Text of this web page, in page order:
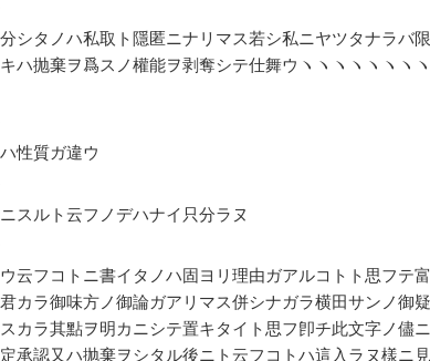
シタノハ私取ト隱匿ニナリマス若シ私ニヤツタナラバ
ハ抛棄ヲ爲スノ權能ヲ剥奪シテ仕舞ウヽヽヽヽヽヽヽ
性質ガ違ウ
スルト云フノデハナイ只分ラヌ
云フコトニ書イタノハ固ヨリ理由ガアルコトト思フテ
カラ御味方ノ御論ガアリマス併シナガラ横田サンノ御
スカラ其點ヲ明カニシテ置キタイト思フ卽チ此文字ノ儘
承認又ハ抛棄ヲシタル後ニト云フコトハ這入ラヌ樣ニ